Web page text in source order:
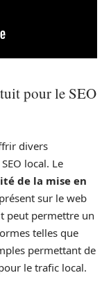
pour le SEO
divers
local. Le
de la mise en
sur le web
peut permettre un
telles que
permettant de
le trafic local.